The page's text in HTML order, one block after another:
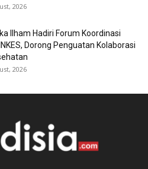
2026
Ilham Hadiri Forum Koordinasi
Dorong Penguatan Kolaborasi
2026